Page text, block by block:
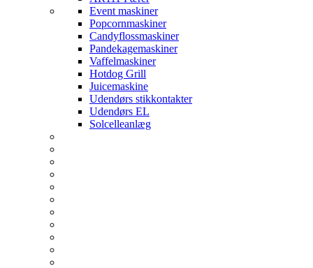
Event maskiner
Popcornmaskiner
Candyflossmaskiner
Pandekagemaskiner
Vaffelmaskiner
Hotdog Grill
Juicemaskine
Udendørs stikkontakter
Udendørs EL
Solcelleanlæg